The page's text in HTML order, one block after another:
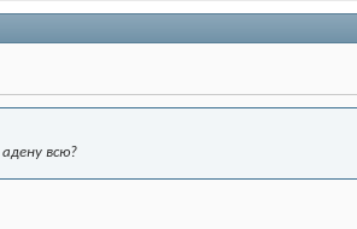
всю?